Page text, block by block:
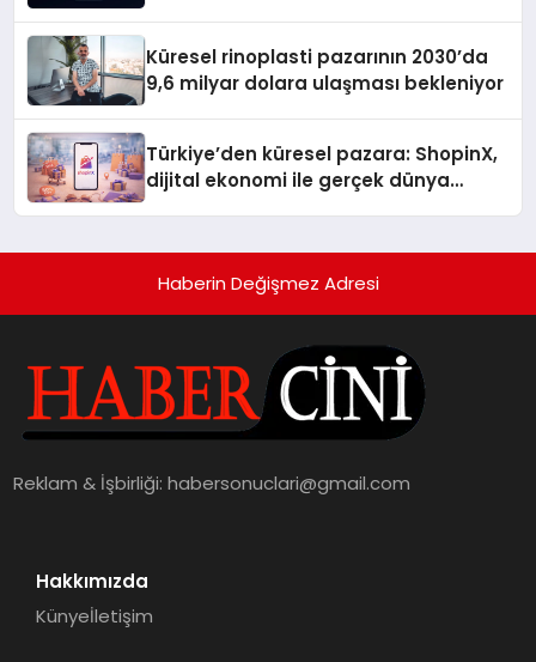
Küresel rinoplasti pazarının 2030’da
9,6 milyar dolara ulaşması bekleniyor
Türkiye’den küresel pazara: ShopinX,
dijital ekonomi ile gerçek dünya
Haberin Değişmez Adresi
Reklam & İşbirliği:habersonuclari@gmail.com
Hakkımızda
Künyeİletişim